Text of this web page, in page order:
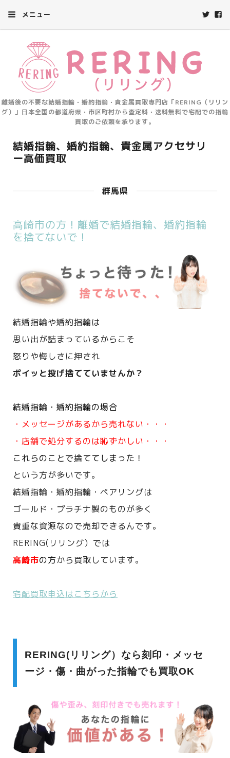
メニュー
離婚後の不要な結婚指輪・婚約指輪・貴金属買取専門店「RERING（リリン
グ）」日本全国の都道府県・市区町村から査定料・送料無料で宅配での指輪
買取のご依頼を承ります。
結婚指輪、婚約指輪、貴金属アクセサリ
ー高価買取
群馬県
高崎市の方！離婚で結婚指輪、婚約指輪
を捨てないで！
結婚指輪や婚約指輪は
思い出が詰まっているからこそ
怒りや悔しさに押され
ポイッと投げ捨てていませんか？
結婚指輪・婚約指輪の場合
・メッセージがあるから売れない・・・
・店舗で処分するのは恥ずかしい・・・
これらのことで捨ててしまった！
という方が多いです。
結婚指輪・婚約指輪・ペアリングは
ゴールド・プラチナ製のものが多く
貴重な資源なので売却できるんです。
RERING(リリング）では
高崎市の方から買取しています。
宅配買取申込はこちらから
RERING(リリング）なら刻印・メッセ
ージ・傷・曲がった指輪でも買取OK